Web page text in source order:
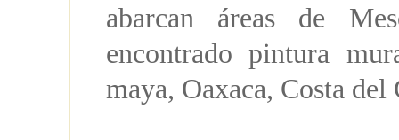
abarcan áreas de
encontrado pintura
maya, Oaxaca, Costa